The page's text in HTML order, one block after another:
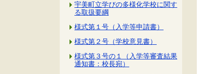
宇美町立学びの多様化学校に関す
る取扱要綱
様式第１号（入学等申請書）
様式第２号（学校意見書）
様式第３号の１（入学等審査結果
通知書：校長宛）